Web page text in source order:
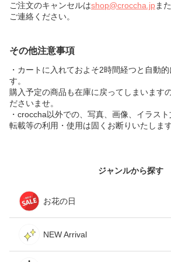
ご注文のキャンセルはshop@croccha.jpま
ご連絡ください。
その他注意事項
・カートに入れておよそ2時間経つと自動
す。
購入予定の商品も在庫に戻ってしまいます
ださいませ。
・croccha以外での、写真、画像、イラスト
転載等の利用・使用は固くお断りいたします
ジャンルから探す
お花の日
NEW Arrival